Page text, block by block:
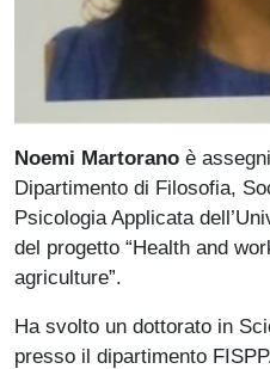
Noemi Martorano è
Dipartimento di Filosofia,
Psicologia Applicata
del progetto “Health and
agriculture”.
Ha svolto un dottorato in
presso il dipartimento